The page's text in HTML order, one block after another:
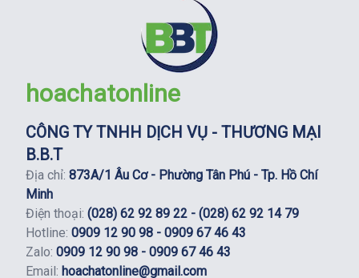
hoachatonline
CÔNG TY TNHH DỊCH VỤ - THƯƠNG MẠI
B.B.T
Địa chỉ: 873A/1 Âu Cơ - Phường Tân Phú - Tp. Hồ Chí
Minh
Điện thoại: (028) 62 92 89 22 - (028) 62 92 14 79
Hotline: 0909 12 90 98 - 0909 67 46 43
Zalo: 0909 12 90 98 - 0909 67 46 43
Email: hoachatonline@gmail.com